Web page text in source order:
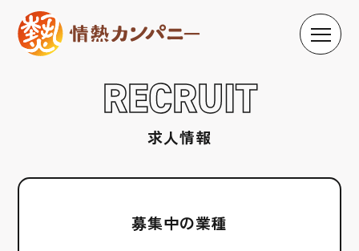
RECRUIT
求人情報
募集中の業種